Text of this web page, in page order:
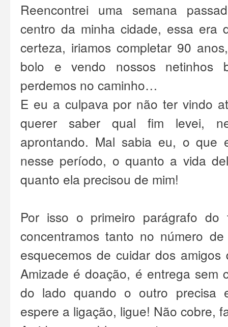
Reencontrei uma semana
centro da minha cidade, essa era
certeza, iriamos completar 90
bolo e vendo nossos netinhos
perdemos no caminho…
E eu a culpava por não ter vindo
querer saber qual fim levei,
aprontando. Mal sabia eu, o que
nesse período, o quanto a vida
quanto ela precisou de mim!
Por isso o primeiro parágrafo
concentramos tanto no número
esquecemos de cuidar dos
Amizade é doação, é entrega sem
do lado quando o outro precisa
espere a ligação, ligue! Não cobre,